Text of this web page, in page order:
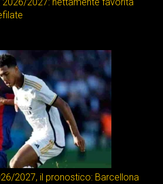
2026/2027: nettamente favorita
2027, il pronostico: Barcellona